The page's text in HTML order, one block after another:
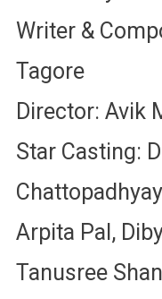
Writer &
Tagore
Director: Avik
Star Casting:
Arpita Pal,
Tanusree